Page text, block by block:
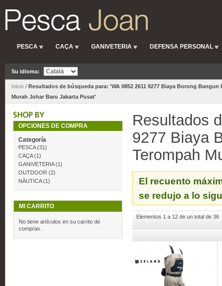
PESCA CAÇA GANIVETERIA DEFENSA PERSONAL
Su idioma:
Inicio / Resultados de búsqueda para: 'WA 0852 2611 9277 Biaya Borong Bangun
Murah Johar Baru Jakarta Pusat'
Resultados
9277 Biaya
Terompah
El recuento
se redujo a lo
Elementos 1 a 12 de un total de 36
OPCIONES DE COMPRA
Categoría
PESCA(31)
CAÇA(1)
GANIVETERIA(1)
OUTDOOR (2)
NÀUTICA(1)
MI CARRITO
No tiene artículos en su carrito de
compras.